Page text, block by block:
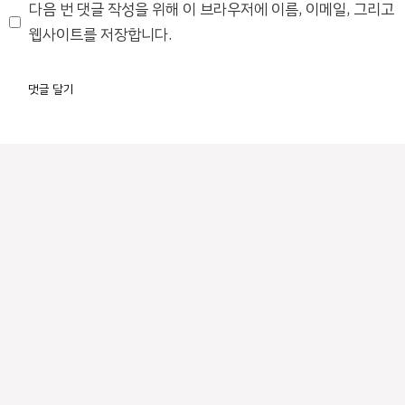
트
다음 번 댓글 작성을 위해 이 브라우저에 이름, 이메일, 그리고
웹사이트를 저장합니다.